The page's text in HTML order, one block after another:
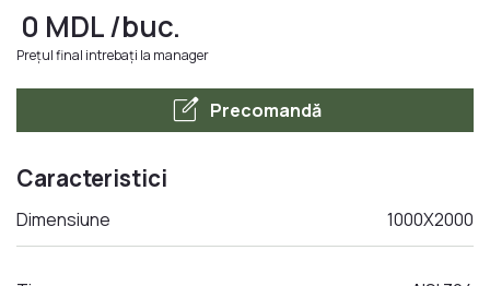
0 MDL/buc.
Prețul final intrebați la manager
edit_square Precomandă
Caracteristici
Dimensiune 1000X2000